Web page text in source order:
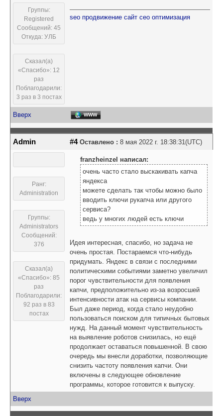
Группы:
Registered
Сообщений: 45
Откуда: УЛБ
Сказал(а)
«Спасибо»: 12
раз
Поблагодарили:
3 раз в 3 постах
seo продвижение сайт сео оптимизация
Вверх WWW
Admin #4Оставлено : 8 мая 2022 г. 18:38:31(UTC)
Ранг:
Administration
Группы:
Administrators
Сообщений:
376
Сказал(а)
«Спасибо»: 85
раз
Поблагодарили:
92 раз в 83
постах
franzheinzel написал:
очень часто стало выскакивать капча
яндекса
можете сделать так чтобы можно было
вводить ключи рукапча или другого
сервиса?
ведь у многих людей есть ключи
Идея интересная, спасибо, но задача не
очень простая. Постараемся что-нибудь
придумать. Яндекс в связи с последними
политическими событиями заметно увеличил
порог чувствительности для появления
капчи, предположительно из-за возросшей
интенсивности атак на сервисы компании.
Был даже период, когда стало неудобно
пользоваться поиском для типичных бытовых
нужд. На данный момент чувствительность
на выявление роботов снизилась, но ещё
продолжает оставаться повышенной. В свою
очередь мы внесли доработки, позволяющие
снизить частоту появления капчи. Они
включены в следующее обновление
программы, которое готовится к выпуску.
Вверх